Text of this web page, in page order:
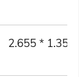
2.655 * 1.35m